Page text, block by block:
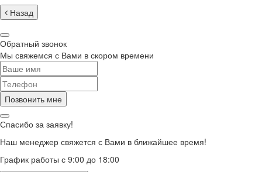
Назад
Обратный звонок
Мы свяжемся с Вами в скором времени
Позвонить мне
Спасибо за заявку!
Наш менеджер свяжется с Вами в ближайшее время!
График работы с 9:00 до 18:00